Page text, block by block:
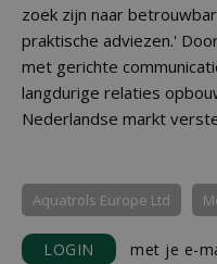
zoek zijn naar
praktische adviezen.'
met gerichte
langdurige relaties
Nederlandse markt
Aquatrols Europe Ltd
LOGIN met je e-